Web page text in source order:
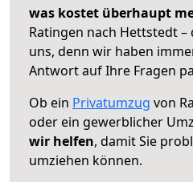
was kostet überhaupt
Ratingen nach Hettstedt –
uns, denn wir haben
Antwort auf Ihre Fragen
Ob ein Privatumzug von
oder ein gewerblicher
wir helfen, damit Sie
umziehen können.